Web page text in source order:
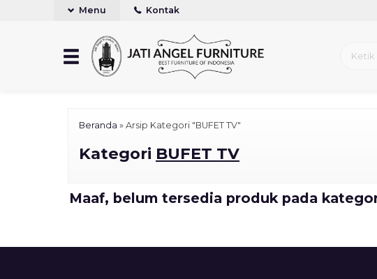
Menu Kontak
Beranda » Arsip Kategori "BUFET TV"
Kategori BUFET TV
Maaf, belum tersedia produk pada